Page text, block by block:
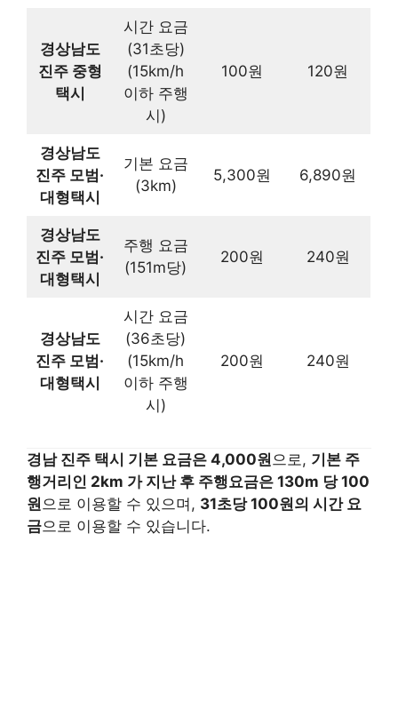
경상남도
진주 중형
택시
시간 요금
(31초당)
(15km/h
이하 주행
시)
100원 120원
경상남도
진주 모범·
대형택시
기본 요금
(3km)
5,300원 6,890원
경상남도
진주 모범·
대형택시
주행 요금
(151m당)
200원 240원
경상남도
진주 모범·
대형택시
시간 요금
(36초당)
(15km/h
이하 주행
시)
200원 240원
경남 진주 택시 기본 요금은 4,000원 으로, 기본 주
행거리인 2km 가 지난 후 주행요금은 130m 당 100
원 으로 이용할 수 있으며, 31초당 100원의 시간 요
금으로 이용할 수 있습니다.